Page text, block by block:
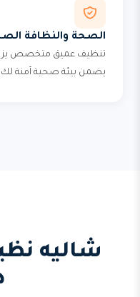
الصحة والنظافة
تنظيف عميق متخصص يزيل
يضمن بيئة صحية آمنة لك
شاليه